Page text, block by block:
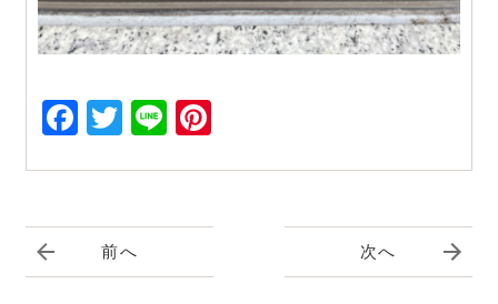
Facebook
Twitter
Line
前へ 次へ